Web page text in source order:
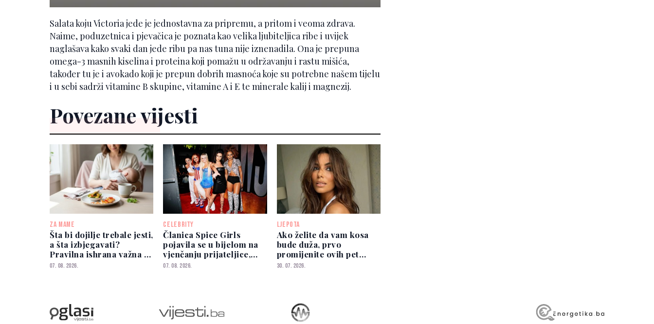
Salata koju Victoria jede je jednostavna za pripremu, a pritom i veoma zdrava.
Naime, poduzetnica i pjevačica je poznata kao velika ljubiteljica ribe i uvijek
naglašava kako svaki dan jede ribu pa nas tuna nije iznenadila. Ona je prepuna
omega-3 masnih kiselina i proteina koji pomažu u održavanju i rastu mišića,
također tu je i avokado koji je prepun dobrih masnoća koje su potrebne našem tijelu
i u sebi sadrži vitamine B skupine, vitamine A i E te minerale kalij i magnezij.
Povezane vijesti
ZA MAME
Šta bi dojilje trebale jesti,
a šta izbjegavati?
Pravilna ishrana važna je
i za majku i za bebu
07. 08. 2026.
CELEBRITY
Članica Spice Girls
pojavila se u bijelom na
vjenčanju prijateljice,
ona joj nije prešutjela
07. 08. 2026.
LJEPOTA
Ako želite da vam kosa
bude duža, prvo
promijenite ovih pet
navika
30. 07. 2026.